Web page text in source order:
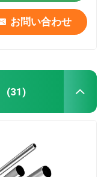
お問い合わせ
(31)